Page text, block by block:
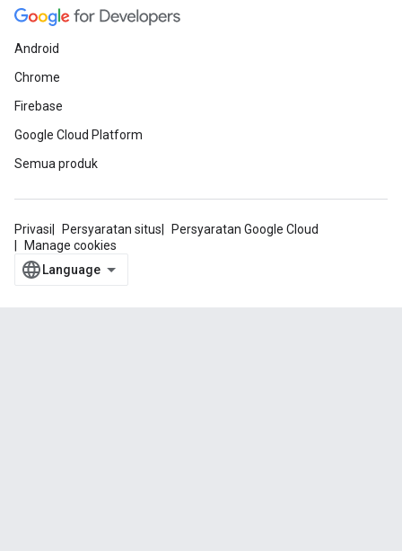
Android
Chrome
Firebase
Google Cloud Platform
Semua produk
Privasi Persyaratan situs
Persyaratan Google Cloud
Manage cookies